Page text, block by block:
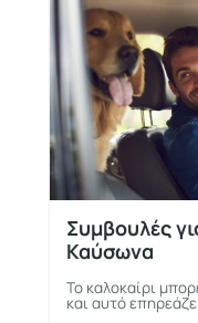
Συμβουλές
Καύσωνα
Το καλοκαίρι
και αυτό